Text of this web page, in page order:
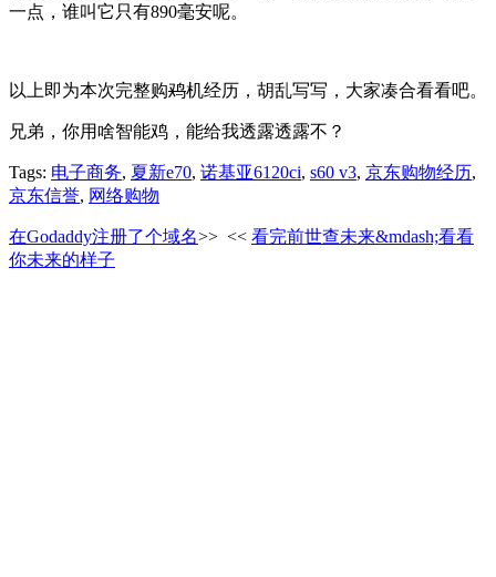
一点，谁叫它只有890毫安呢。
以上即为本次完整购鸡机经历，胡乱写写，大家凑合看看吧。
兄弟，你用啥智能鸡，能给我透露透露不？
Tags: 电子商务, 夏新e70, 诺基亚6120ci, s60 v3, 京东购物经历,
京东信誉, 网络购物
在Godaddy注册了个域名>> << 看完前世查未来&mdash;看看
你未来的样子